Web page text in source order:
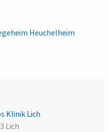
Heuchelheim
Klinik Lich
Lich